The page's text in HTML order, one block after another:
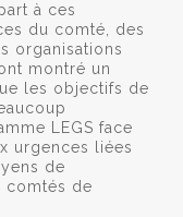
à ces
du comté, des
organisations
montré un
les objectifs de
LEGS face
urgences liées
de
comtés de